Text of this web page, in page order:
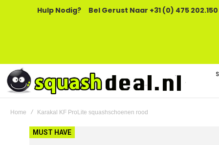
Hulp Nodig? Bel Gerust Naar +31 (0) 475
Home Karakal KF ProLite squashschoenen rood
Ga
naar
MUST HAVE